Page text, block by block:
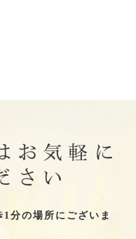
お気軽に
さい
分の場所にございま